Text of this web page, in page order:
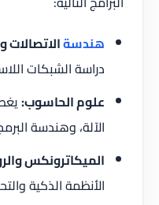
هندسة
دراسة الشبكات
علوم الحاسوب:
الآلة، وهندسة
الميكاترونكس
الأنظمة الذكية